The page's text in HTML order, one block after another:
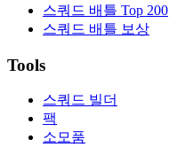
스쿼드 배틀 Top 200
스쿼드 배틀 보상
Tools
스쿼드 빌더
팩
소모품